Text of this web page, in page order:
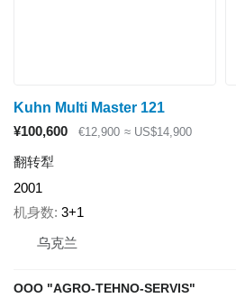
Kuhn Multi Master 121
¥100,600
€12,900 ≈ US$14,900
翻转犁
2001
机身数 3+1
乌克兰
OOO "AGRO-TEHNO-SERVIS"